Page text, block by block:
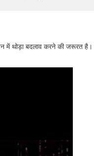
में थोड़ा बदलाव करने की जरूरत